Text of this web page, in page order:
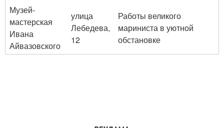
Музей-
мастерская
Ивана
Айвазовского
улица
Лебедева,
12
Работы великого
мариниста в уютной
обстановке